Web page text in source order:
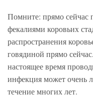
Помните: прямо сейчас
фекалиями коровьих
распространения
говядиной прямо
настоящее время
инфекция может очень
течение многих лет.